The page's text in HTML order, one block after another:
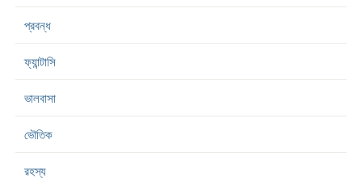
প্রবন্ধ
ফ্যান্টাসি
ভালবাসা
ভৌতিক
রহস্য